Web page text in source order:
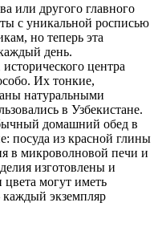
или другого главного
с уникальной росписью
но теперь эта
день.
центра
Их тонкие,
натуральными
в Узбекистане.
домашний обед в
посуда из красной глины
в микроволновой печи и
изготовлены и
могут иметь
экземпляр